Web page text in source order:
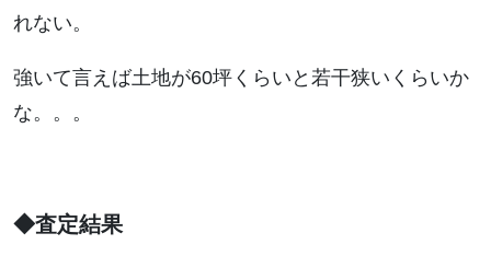
れない。
強いて言えば土地が60坪くらいと若干狭いくらいか
な。。。
◆査定結果